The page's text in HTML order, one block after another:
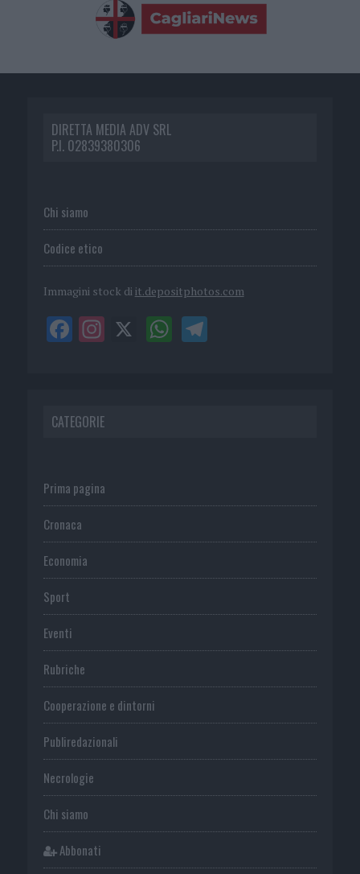
DIRETTA MEDIA ADV SRL
P.I. 02839380306
Chi siamo
Codice etico
Immagini stock di it.depositphotos.com
CATEGORIE
Prima pagina
Cronaca
Economia
Sport
Eventi
Rubriche
Cooperazione e dintorni
Publiredazionali
Necrologie
Chi siamo
Abbonati